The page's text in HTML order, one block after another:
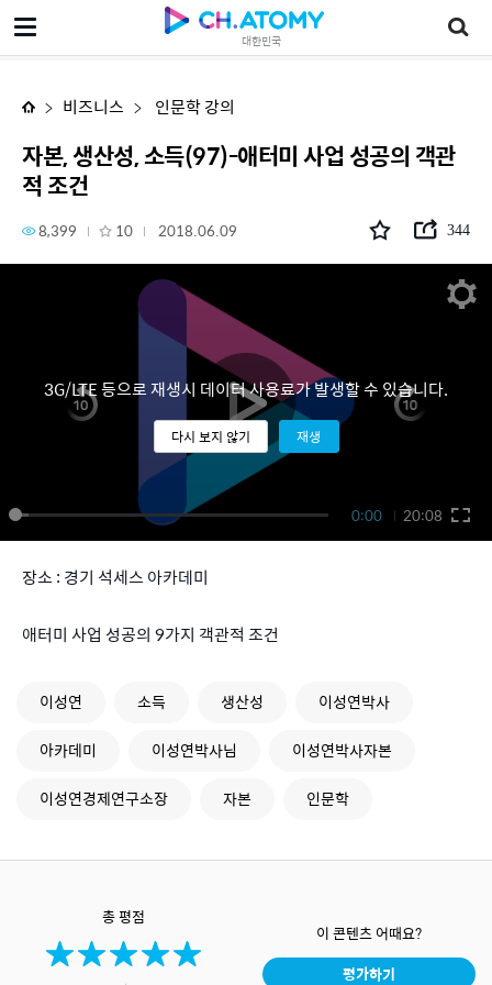
대한민국
비즈니스 인문학 강의
자본, 생산성, 소득(97)-애터미 사업 성공의 객관
적 조건
8,399 10 2018.06.09 344
0:00 20:08
3G/LTE 등으로 재생시 데이터 사용료가 발생할 수 있습니다.
다시 보지 않기 재생
장소 : 경기 석세스 아카데미
애터미 사업 성공의 9가지 객관적 조건
이성연 소득 생산성
이성연박사
아카데미
이성연박사님
이성연박사자본
이성연경제연구소장
자본 인문학
총 평점
이 콘텐츠 어때요?
평가하기